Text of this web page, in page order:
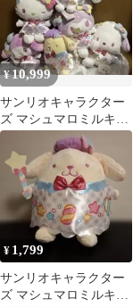
¥10,999
サンリオキャラクター
ズ マシュマロミルキー
ウェイドールBIGぬい
ぐるみ 全6種
¥ 1,799
サンリオキャラクター
ズ マシュマロミルキー